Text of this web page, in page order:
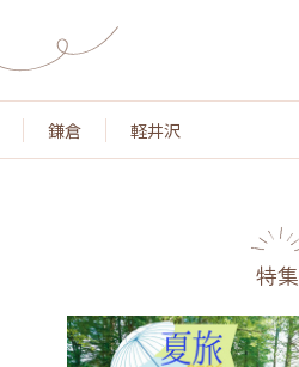
鎌倉 軽井沢
名所・旧跡 温泉・スパ
特集